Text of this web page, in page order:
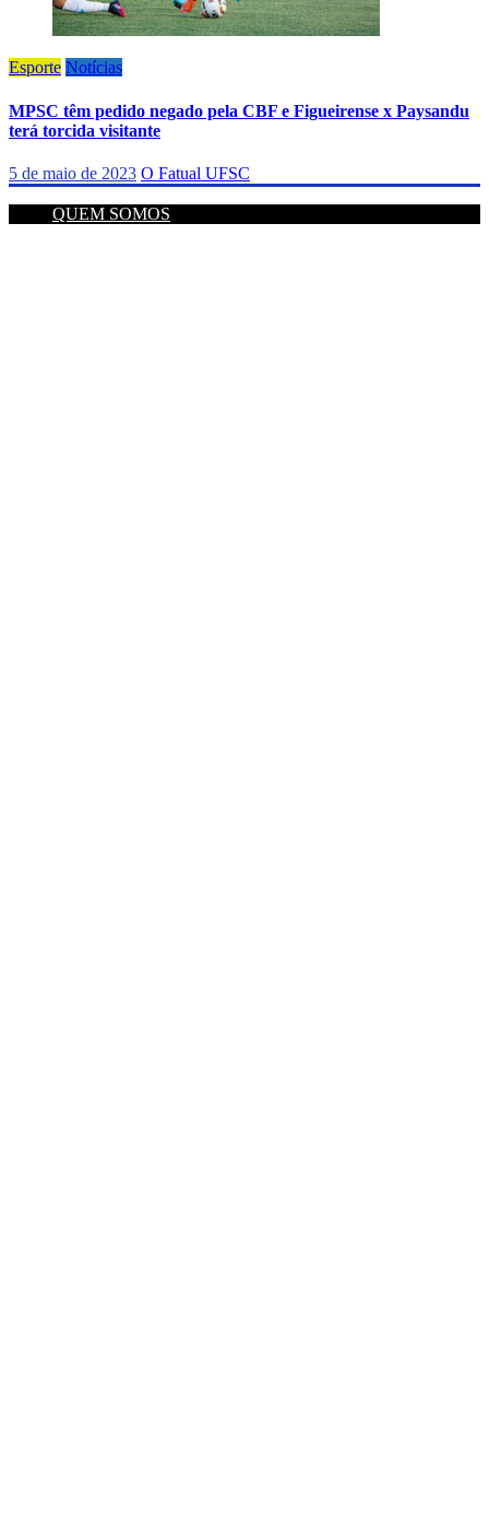
Esporte Notícias
MPSC têm pedido negado pela CBF e Figueirense x Paysandu
terá torcida visitante
5 de maio de 2023 O Fatual UFSC
QUEM SOMOS